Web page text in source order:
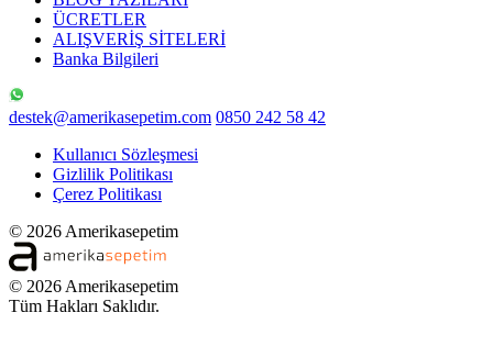
ÜCRETLER
ALIŞVERİŞ SİTELERİ
Banka Bilgileri
destek@amerikasepetim.com 0850 242 58 42
Kullanıcı Sözleşmesi
Gizlilik Politikası
Çerez Politikası
© 2026 Amerikasepetim
© 2026 Amerikasepetim
Tüm Hakları Saklıdır.